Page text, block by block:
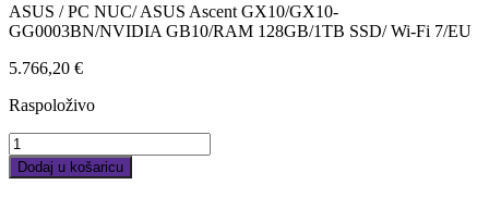
ASUS / PC NUC/ ASUS Ascent GX10/GX10-
GG0003BN/NVIDIA GB10/RAM 128GB/1TB SSD/ Wi-Fi 7/EU
5.766,20 €
Raspoloživo
ASUS
Ascent
GX10/GX10-
Dodaj u košaricu